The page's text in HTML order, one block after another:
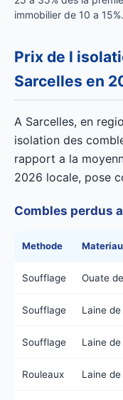
immobilier de 10 a 15%.
Prix de l
Sarcelles en
A Sarcelles, en
isolation des
rapport a la
2026 locale, pose
Combles perdus
Methode Materiau
Soufflage Ouate
Soufflage Laine
Soufflage Laine
Rouleaux Laine